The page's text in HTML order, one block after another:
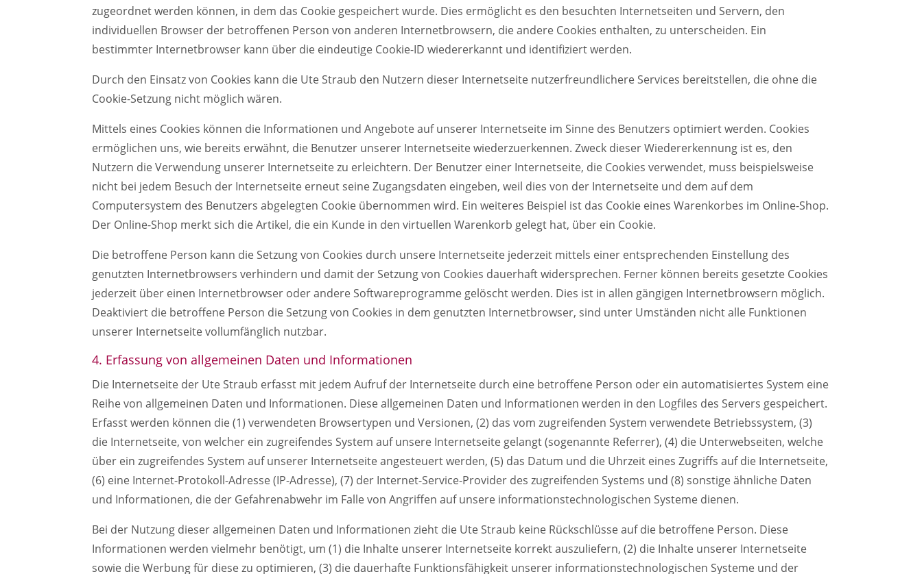
zugeordnet werden können, in dem das Cookie gespeichert wurde. Dies ermöglicht es den besuchten Internetseiten und Servern, den
individuellen Browser der betroffenen Person von anderen Internetbrowsern, die andere Cookies enthalten, zu unterscheiden. Ein
bestimmter Internetbrowser kann über die eindeutige Cookie-ID wiedererkannt und identifiziert werden.
Durch den Einsatz von Cookies kann die Ute Straub den Nutzern dieser Internetseite nutzerfreundlichere Services bereitstellen, die ohne die
Cookie-Setzung nicht möglich wären.
Mittels eines Cookies können die Informationen und Angebote auf unserer Internetseite im Sinne des Benutzers optimiert werden. Cookies
ermöglichen uns, wie bereits erwähnt, die Benutzer unserer Internetseite wiederzuerkennen. Zweck dieser Wiedererkennung ist es, den
Nutzern die Verwendung unserer Internetseite zu erleichtern. Der Benutzer einer Internetseite, die Cookies verwendet, muss beispielsweise
nicht bei jedem Besuch der Internetseite erneut seine Zugangsdaten eingeben, weil dies von der Internetseite und dem auf dem
Computersystem des Benutzers abgelegten Cookie übernommen wird. Ein weiteres Beispiel ist das Cookie eines Warenkorbes im Online-Shop.
Der Online-Shop merkt sich die Artikel, die ein Kunde in den virtuellen Warenkorb gelegt hat, über ein Cookie.
Die betroffene Person kann die Setzung von Cookies durch unsere Internetseite jederzeit mittels einer entsprechenden Einstellung des
genutzten Internetbrowsers verhindern und damit der Setzung von Cookies dauerhaft widersprechen. Ferner können bereits gesetzte Cookies
jederzeit über einen Internetbrowser oder andere Softwareprogramme gelöscht werden. Dies ist in allen gängigen Internetbrowsern möglich.
Deaktiviert die betroffene Person die Setzung von Cookies in dem genutzten Internetbrowser, sind unter Umständen nicht alle Funktionen
unserer Internetseite vollumfänglich nutzbar.
4. Erfassung von allgemeinen Daten und Informationen
Die Internetseite der Ute Straub erfasst mit jedem Aufruf der Internetseite durch eine betroffene Person oder ein automatisiertes System eine
Reihe von allgemeinen Daten und Informationen. Diese allgemeinen Daten und Informationen werden in den Logfiles des Servers gespeichert.
Erfasst werden können die (1) verwendeten Browsertypen und Versionen, (2) das vom zugreifenden System verwendete Betriebssystem, (3)
die Internetseite, von welcher ein zugreifendes System auf unsere Internetseite gelangt (sogenannte Referrer), (4) die Unterwebseiten, welche
über ein zugreifendes System auf unserer Internetseite angesteuert werden, (5) das Datum und die Uhrzeit eines Zugriffs auf die Internetseite,
(6) eine Internet-Protokoll-Adresse (IP-Adresse), (7) der Internet-Service-Provider des zugreifenden Systems und (8) sonstige ähnliche Daten
und Informationen, die der Gefahrenabwehr im Falle von Angriffen auf unsere informationstechnologischen Systeme dienen.
Bei der Nutzung dieser allgemeinen Daten und Informationen zieht die Ute Straub keine Rückschlüsse auf die betroffene Person. Diese
Informationen werden vielmehr benötigt, um (1) die Inhalte unserer Internetseite korrekt auszuliefern, (2) die Inhalte unserer Internetseite
sowie die Werbung für diese zu optimieren, (3) die dauerhafte Funktionsfähigkeit unserer informationstechnologischen Systeme und der